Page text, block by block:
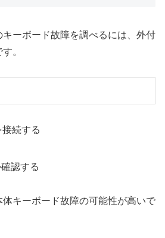
キーボード故障を調べるには、外付
。
続する
認する
キーボード故障の可能性が高いで